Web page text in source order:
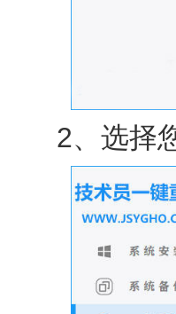
2、选择您